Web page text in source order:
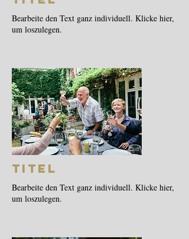
Bearbeite den Text ganz individuell. Klicke hier,
um loszulegen.
Titel
Bearbeite den Text ganz individuell. Klicke hier,
um loszulegen.